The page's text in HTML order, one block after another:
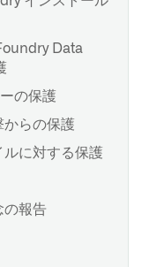
タ隠蔽にCipher
書きを作成する
Data
の保護
からの保護
に対する保護
の報告